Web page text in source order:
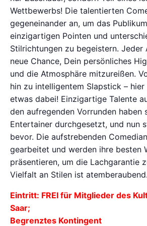
Wettbewerbs! Die talentierten
gegeneinander an, um das
einzigartigen Pointen und
Stilrichtungen zu begeistern.
neue Chance, Dein persönliches
und die Atmosphäre mitzureißen.
hin zu intelligentem Slapstick –
etwas dabei! Einzigartige Talente
den aufregenden Vorrunden haben
Entertainer durchgesetzt, und nun
bevor. Die aufstrebenden
gearbeitet und werden ihre besten
präsentieren, um die Lachgarantie
Vielfalt an Stilen ist atemberaubend.
Eintritt: FREI für Mitglieder des
Saar;
Begrenztes Kontingent